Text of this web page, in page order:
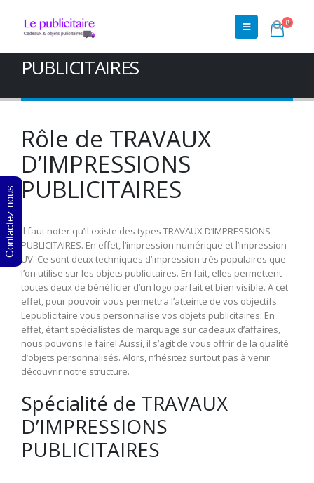
0
Accueil » Shop » TRAVAUX D'IMPRESSIONS PUBLICITAIRES
TRAVAUX D'IMPRESSIONS
PUBLICITAIRES
Rôle de TRAVAUX
D’IMPRESSIONS
PUBLICITAIRES
Il faut noter qu’il existe des types TRAVAUX D’IMPRESSIONS
PUBLICITAIRES. En effet, l’impression numérique et l’impression
UV. Ce sont deux techniques d’impression très populaires que
l’on utilise sur les objets publicitaires. En fait, elles permettent
toutes deux de bénéficier d’un logo parfait et bien visible. A cet
effet, pour pouvoir vous permettra l’atteinte de vos objectifs.
Lepublicitaire vous personnalise vos objets publicitaires. En
effet, étant spécialistes de marquage sur cadeaux d’affaires,
nous pouvons le faire! Aussi, il s’agit de vous offrir de la qualité
d’objets personnalisés. Alors, n’hésitez surtout pas à venir
découvrir notre structure.
Spécialité de TRAVAUX
D’IMPRESSIONS
PUBLICITAIRES
Contactez nous